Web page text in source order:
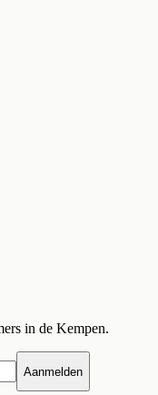
in de Kempen.
Aanmelden